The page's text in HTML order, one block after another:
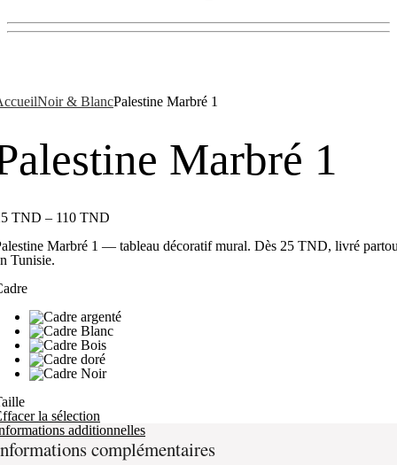
Noir & BlancPalestine Marbré 1
Marbré 1
TND – 110 TND
Marbré 1 — tableau décoratif mural. Dès 25 TND, livré
Tunisie.
la sélection
additionnelles
complémentaires